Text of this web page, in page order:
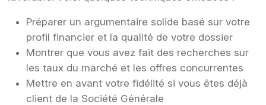
Préparer un argumentaire solide basé sur votre
profil financier et la qualité de votre dossier
Montrer que vous avez fait des recherches sur
les taux du marché et les offres concurrentes
Mettre en avant votre fidélité si vous êtes déjà
client de la Société Générale